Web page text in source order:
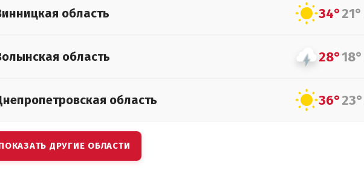
область 34°21°
область 28°18°
область 36°23°
ДРУГИЕ ОБЛАСТИ